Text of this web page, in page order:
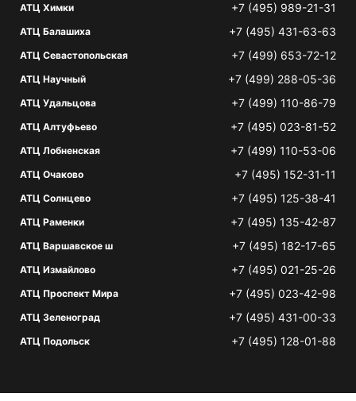
АТЦ Химки +7 (495) 989-21-31
АТЦ Балашиха +7 (495) 431-63-63
АТЦ Севастопольская +7 (499) 653-72-12
АТЦ Научный +7 (499) 288-05-36
АТЦ Удальцова +7 (499) 110-86-79
АТЦ Алтуфьево +7 (495) 023-81-52
АТЦ Лобненская +7 (499) 110-53-06
АТЦ Очаково +7 (495) 152-31-11
АТЦ Солнцево +7 (495) 125-38-41
АТЦ Раменки +7 (495) 135-42-87
АТЦ Варшавское ш +7 (495) 182-17-65
АТЦ Измайлово +7 (495) 021-25-26
АТЦ Проспект Мира +7 (495) 023-42-98
АТЦ Зеленоград +7 (495) 431-00-33
АТЦ Подольск +7 (495) 128-01-88